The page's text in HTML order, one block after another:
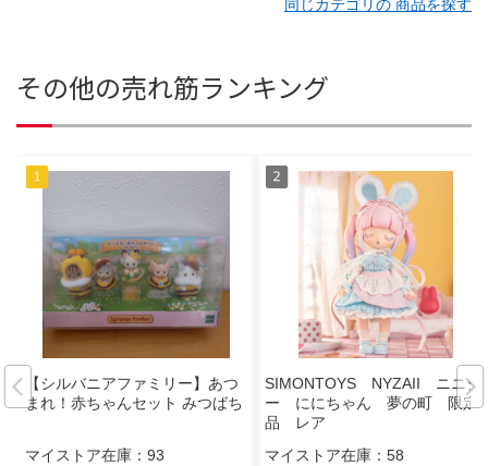
同じカテゴリの 商品を探す
その他の売れ筋ランキング
【シルバニアファミリー】あつ
まれ！赤ちゃんセット みつばち
マイストア在庫： 93
SIMONTOYS NYZAII ニニジ
ー ににちゃん 夢の町 限定
品 レア
マイストア在庫： 58